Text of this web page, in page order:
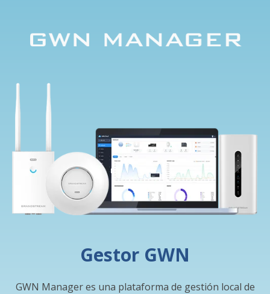
Gestor GWN
GWN Manager es una plataforma de gestión local de